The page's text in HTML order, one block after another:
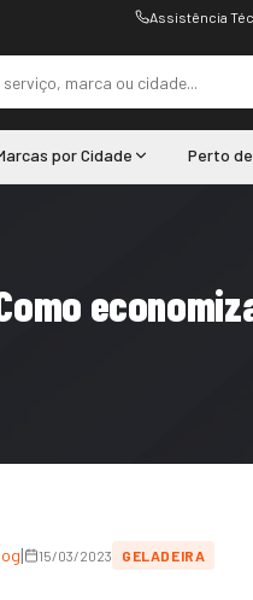
Assistência
por Cidade Perto de
| 15/03/2023 GELADEIRA